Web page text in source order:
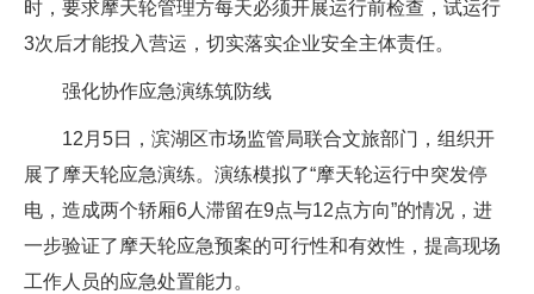
时，要求摩天轮管理方每天必须开展运行前检查，试运行
3次后才能投入营运，切实落实企业安全主体责任。
强化协作应急演练筑防线
12月5日，滨湖区市场监管局联合文旅部门，组织开
展了摩天轮应急演练。演练模拟了“摩天轮运行中突发停
电，造成两个轿厢6人滞留在9点与12点方向”的情况，进
一步验证了摩天轮应急预案的可行性和有效性，提高现场
工作人员的应急处置能力。